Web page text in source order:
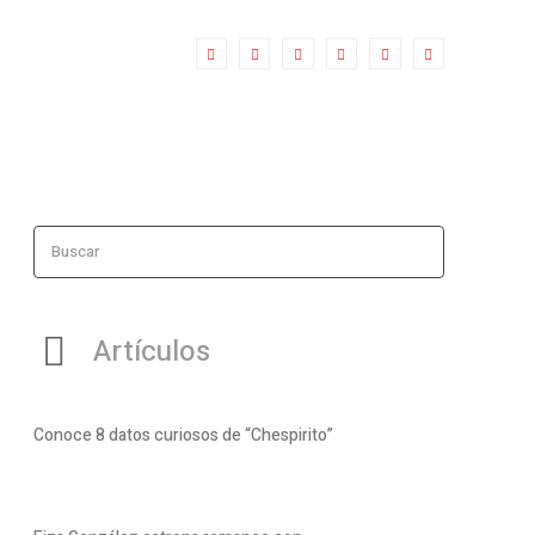
Buscar
Artículos
Conoce 8 datos curiosos de “Chespirito”